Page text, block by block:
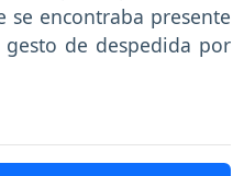
se encontraba presente
de despedida por